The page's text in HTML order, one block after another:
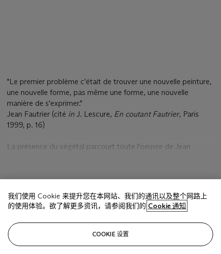
"Le premier problème c'était de trouver une nouvelle peinture,
une nouvelle forme, pas même une forme, une nouvelle
manière de s'exprimer."
Jean Fautrier (cité in J. Lescure, En coutant Fautrier, Paris
1999, p. 16)
La présence du végétal parcourt toute l'oeuvre de Jean
toutes les périodes importantes de sa vie.Végtauxen est
mains d'amateurs éclairés de l'oeuvre de Fautrier, à
commencer par celles de Sami Tarica qui fut l'un des soutiens
essentiels pour l'artiste, cette toile fut d'ailleurs exposée à la
Biennale de Venise de 1960 où il reçut le Grand Prix,
reconnaissance internationale arrivée tardivement, après
相关文章
我们使用 Cookie 来提升您在本网站、我们的通讯以及整个网路上
的使用体验。欲了解更多资讯，请参阅我们的 Cookie 通知
COOKIE 设置